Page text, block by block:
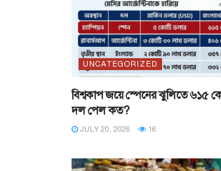
UNCATEGORIZED
বিশ্বকাপ জয়ে স্পেনের ঝুলিতে ৬১৫
দল পেল কত?
JULY 20, 2026 16